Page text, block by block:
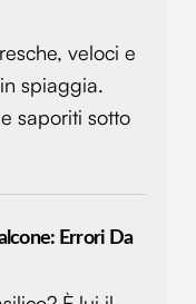
veloci e
spiaggia.
saporiti sotto
Errori Da